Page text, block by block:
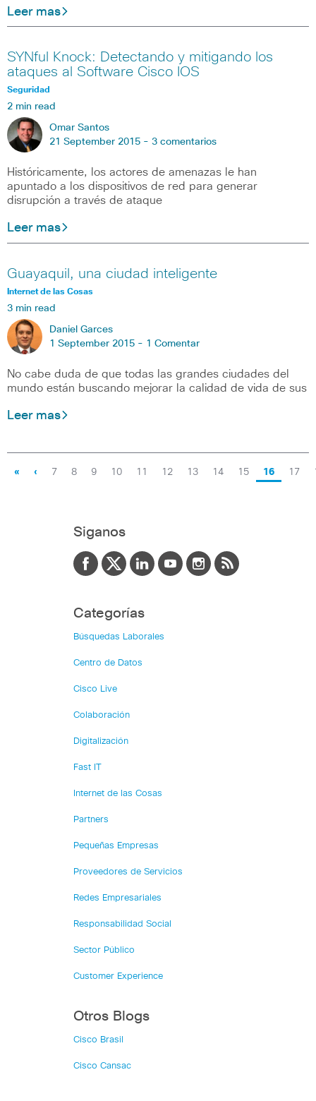
Leer mas
SYNful Knock: Detectando y mitigando los
ataques al Software Cisco IOS
Seguridad
2 min read
Omar Santos
21 September 2015 - 3 comentarios
Históricamente, los actores de amenazas le han
apuntado a los dispositivos de red para generar
disrupción a través de ataque
Leer mas
Guayaquil, una ciudad inteligente
Internet de las Cosas
3 min read
Daniel Garces
1 September 2015 - 1 Comentar
No cabe duda de que todas las grandes ciudades del
mundo están buscando mejorar la calidad de vida de sus
Leer mas
« ‹ 7 8 9 10 11 12 13 14 15 16 17
Siganos
Categorías
Búsquedas Laborales
Centro de Datos
Cisco Live
Colaboración
Digitalización
Fast IT
Internet de las Cosas
Partners
Pequeñas Empresas
Proveedores de Servicios
Redes Empresariales
Responsabilidad Social
Sector Público
Customer Experience
Otros Blogs
Cisco Brasil
Cisco Cansac